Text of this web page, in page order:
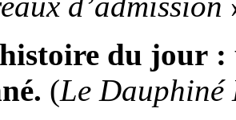
du jour :
(Le Dauphiné